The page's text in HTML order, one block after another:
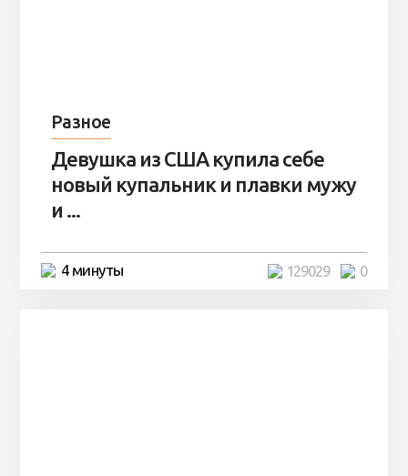
Разное
Девушка из США купила себе
новый купальник и плавки мужу
и ...
4 минуты 0
129029